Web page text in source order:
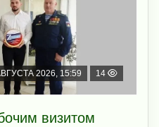
2026, 15:59 14
визитом